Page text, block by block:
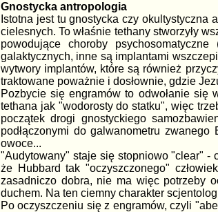
Gnostycka antropologia
Istotna jest tu gnostycka czy okultystyczna
cielesnych. To właśnie tethany stworzyły
powodujące choroby
galaktycznych, inne są implantami
wytwory implantów, które są również
traktowane poważnie i dosłownie, gdzie
Pozbycie się engramów to odwołanie się
tethana jak "wodorosty do statku", więc
początek drogi gnostyckiego
podłączonymi do galwanometru
owoce...
"Audytowany" staje się stopniowo "clear" -
że Hubbard tak "oczyszczonego"
zasadniczo dobra, nie ma więc potrzeby
duchem. Na ten ciemny charakter
Po oczyszczeniu się z engramów, czyli